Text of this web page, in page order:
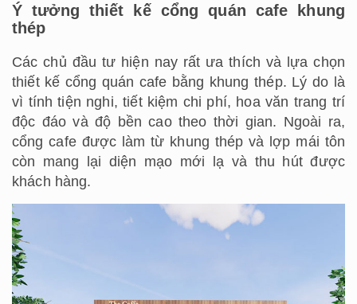
Ý tưởng thiết kế cổng quán cafe khung
thép
Các chủ đầu tư hiện nay rất ưa thích và lựa chọn
thiết kế cổng quán cafe bằng khung thép. Lý do là
vì tính tiện nghi, tiết kiệm chi phí, hoa văn trang trí
độc đáo và độ bền cao theo thời gian. Ngoài ra,
cổng cafe được làm từ khung thép và lợp mái tôn
còn mang lại diện mạo mới lạ và thu hút được
khách hàng.